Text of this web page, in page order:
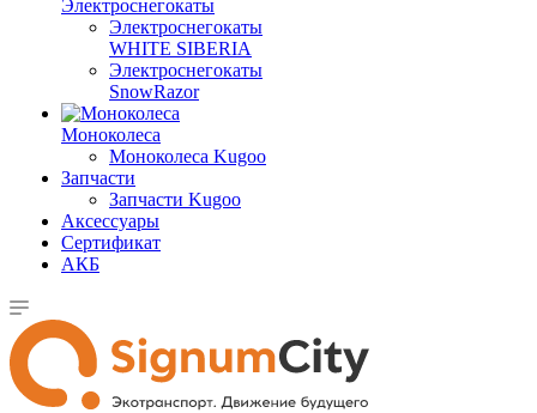
Электроснегокаты
Электроснегокаты
WHITE SIBERIA
Электроснегокаты
SnowRazor
Моноколеса
Моноколеса Kugoo
Запчасти
Запчасти Kugoo
Аксессуары
Сертификат
АКБ